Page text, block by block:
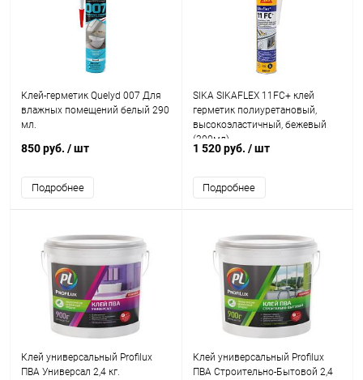
Клей-герметик Quelyd 007 Для
влажных помещений белый 290
мл.
850 руб. / шт
Подробнее
SIKA SIKAFLEX 11FC+ клей
герметик полиуретановый,
высокоэластичный, бежевый
(300мл)
1 520 руб. / шт
Подробнее
Клей универсальный Profilux
ПВА Универсал 2,4 кг.
Клей универсальный Profilux
ПВА Строительно-Бытовой 2,4